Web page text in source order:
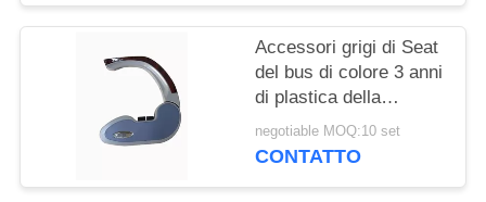
Accessori grigi di Seat
del bus di colore 3 anni
di plastica della
garanzia con servizio
del ODM dell'OEM
negotiable MOQ:10 set
CONTATTO